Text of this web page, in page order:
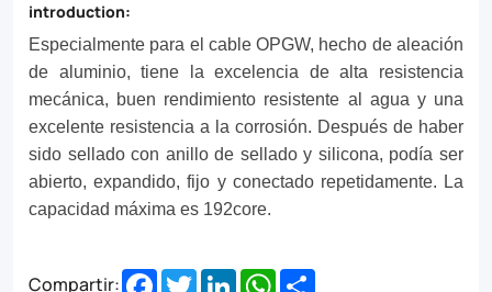
sealing
ring
and
silicone,
could
introduction:
Especialmente para el cable OPGW, hecho de aleación
de aluminio, tiene la excelencia de alta resistencia
mecánica, buen rendimiento resistente al agua y una
excelente resistencia a la corrosión. Después de haber
sido sellado con anillo de sellado y silicona, podía ser
abierto, expandido, fijo y conectado repetidamente. La
capacidad máxima es 192core.
Compartir: Facebook
TwitterLinkedInWhatsApp